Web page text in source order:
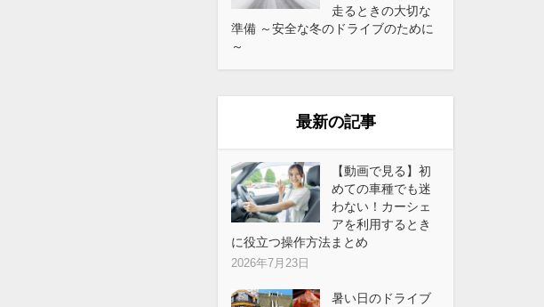
走るときの大切な
準備 ～安全な冬のドライブのために
～
最新の記事
【動画で見る】初
めての車種でも迷
わない！カーシェ
アを利用するとき
に役立つ操作方法まとめ
2026年7月23日
暑い日のドライブ